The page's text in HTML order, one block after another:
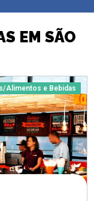
EM SÃO
Alimentos e Bebidas